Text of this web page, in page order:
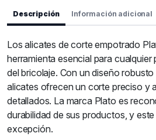
Descripción Información adicional
Los alicates de corte empotrado
herramienta esencial para
del bricolaje. Con un diseño
alicates ofrecen un corte preciso y
detallados. La marca Plato es
durabilidad de sus productos, y
excepción.